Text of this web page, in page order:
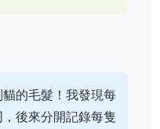
的毛髮！我發現每
後來分開記錄每隻